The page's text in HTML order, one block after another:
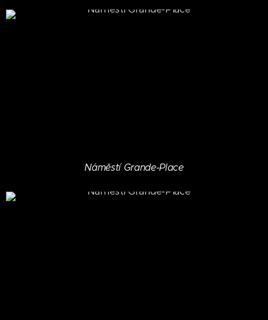
Náměstí Grande-Place